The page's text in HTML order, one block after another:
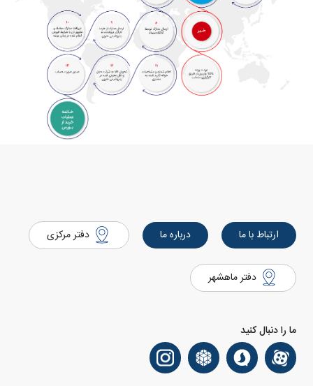
ارتباط با ما درباره ما دفتر مرکزی
دفتر ماهشهر
ما را دنبال کنید